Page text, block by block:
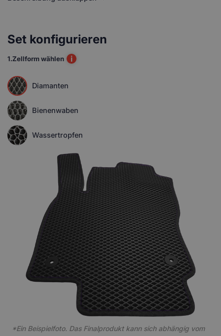
Set konfigurieren
1.Zellform wählen i
Diamanten
Bienenwaben
Wassertropfen
*Ein Beispielfoto. Das Finalprodukt kann sich abhängig vom